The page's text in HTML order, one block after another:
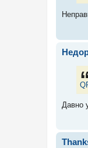
Давно